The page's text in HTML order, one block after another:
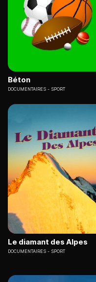
Béton
DOCUMENTAIRES SPORT
Le diamant des Alpes
DOCUMENTAIRES SPORT